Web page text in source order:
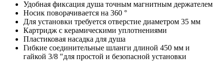
Удобная фиксация душа точным магнитным держателем
Носик поворачивается на 360 °
Для установки требуется отверстие диаметром 35 мм
Картридж с керамическими уплотнениями
Пластиковая насадка для душа
Гибкие соединительные шланги длиной 450 мм и
гайкой 3/8 "для простой и безопасной установки